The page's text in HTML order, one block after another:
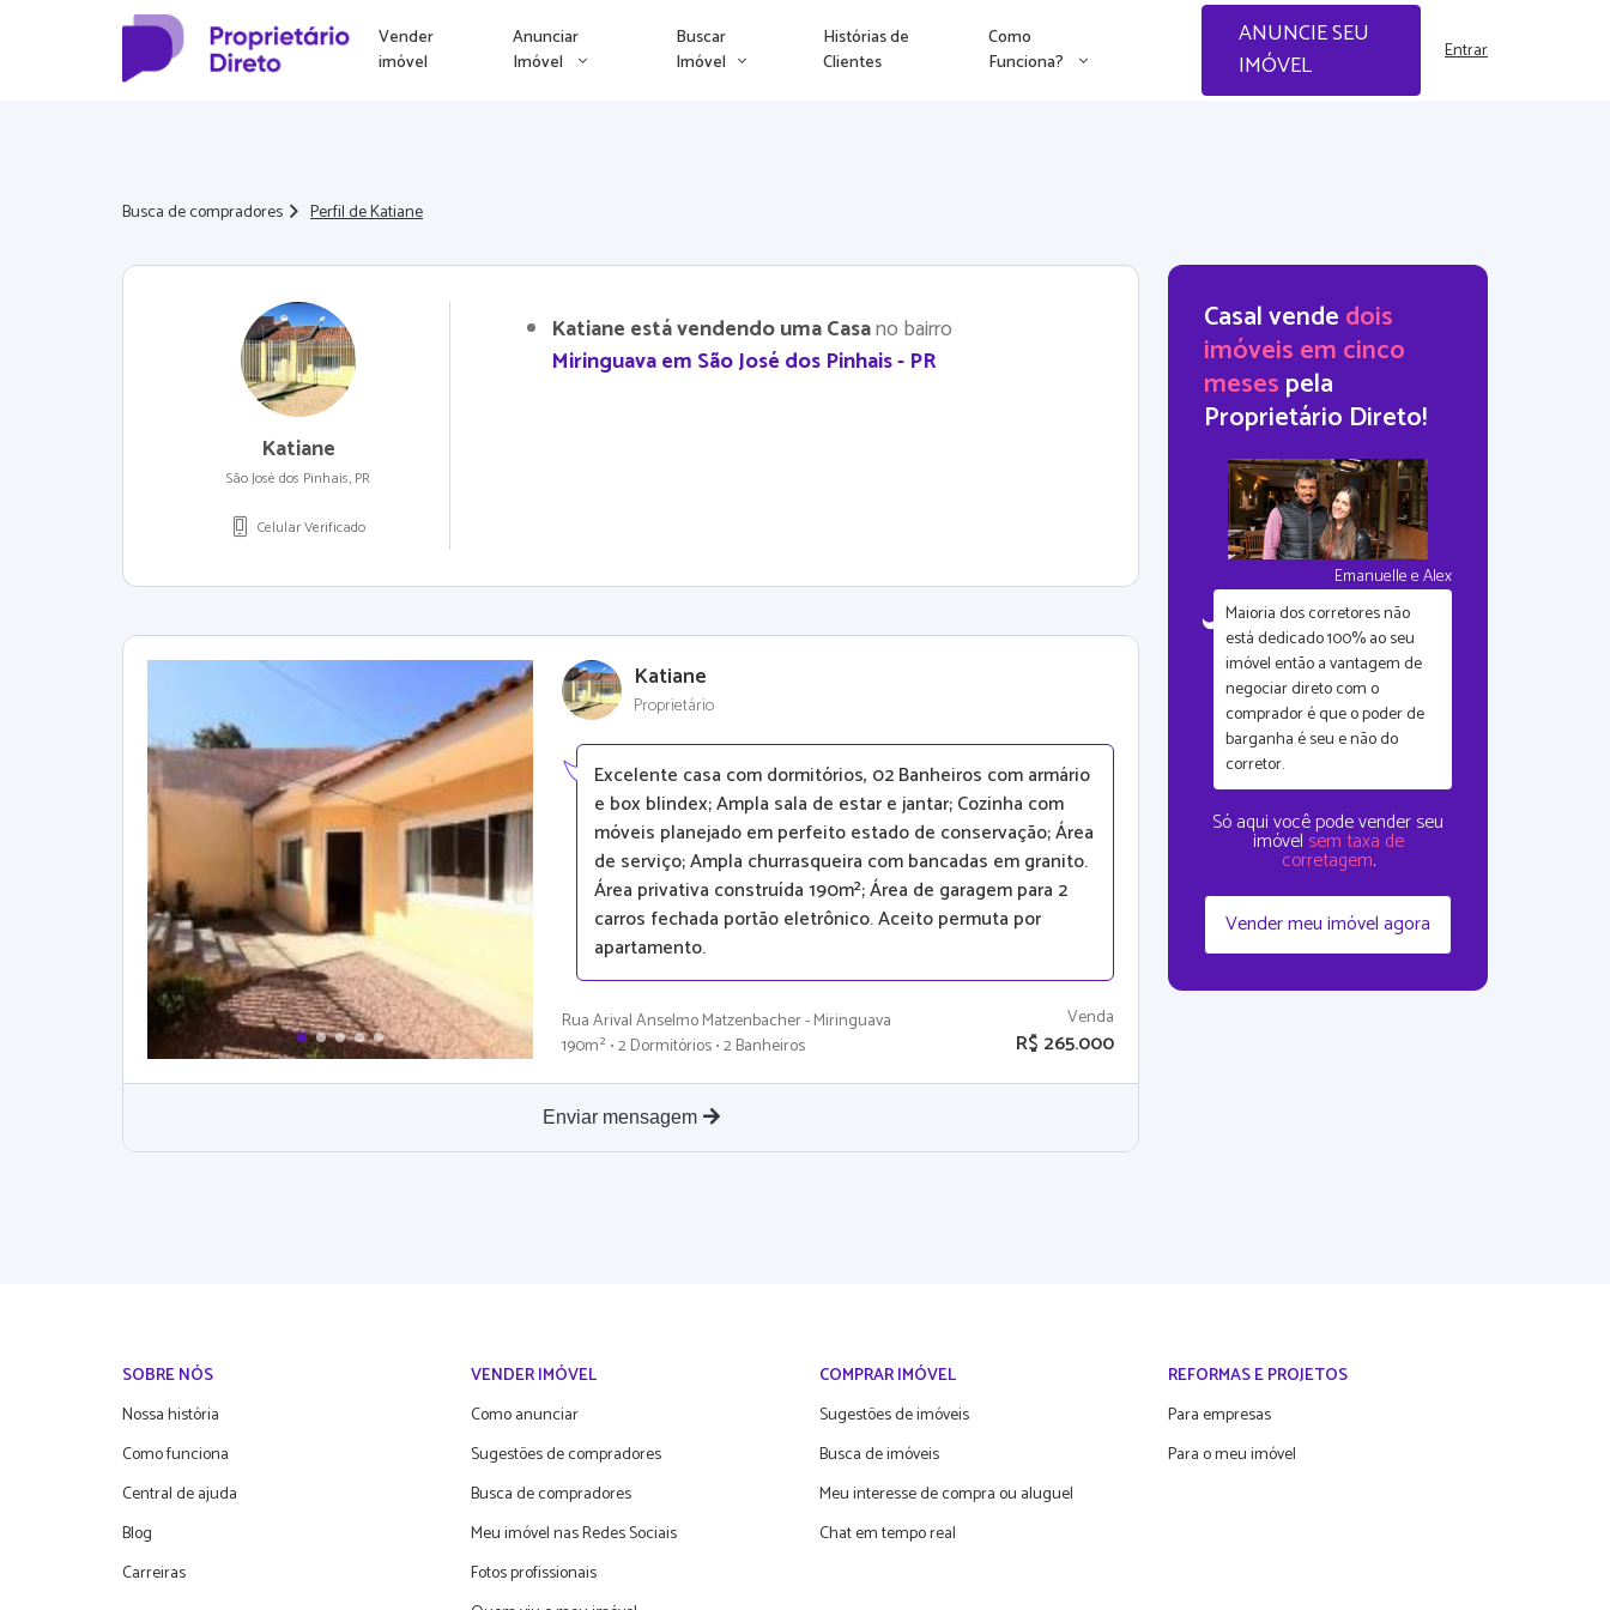
Vender
imóvel
Anunciar
Imóvel
Buscar
Imóvel
Histórias de
Clientes
Como
Funciona?
ANUNCIE SEU
IMÓVEL
Entrar
Busca de compradores Perfil de Katiane
Katiane
São José dos Pinhais, PR
Celular Verificado
Katiane está vendendo uma Casano bairro
Miringuava em São José dos Pinhais - PR
Katiane
Proprietário
Excelente casa com dormitórios, 02 Banheiros com armário
e box blindex; Ampla sala de estar e jantar; Cozinha com
móveis planejado em perfeito estado de conservação; Área
de serviço; Ampla churrasqueira com bancadas em granito.
Área privativa construída 190m²; Área de garagem para 2
carros fechada portão eletrônico. Aceito permuta por
apartamento.
Rua Arival Anselmo Matzenbacher - Miringuava
190m² • 2 Dormitórios • 2 Banheiros
Venda
R$ 265.000
Enviar mensagem
Casal vendedois
imóveis em cinco
mesespela
Proprietário Direto!
Emanuelle e Alex
Maioria dos corretores não
está dedicado 100% ao seu
imóvel então a vantagem de
negociar direto com o
comprador é queo poder de
barganha é seue não do
corretor.
Só aqui você pode vender seu
imóvel sem taxa de
corretagem.
Vender meu imóvel agora
SOBRE NÓS
Nossa história
Como funciona
Central de ajuda
Blog
Carreiras
VENDER IMÓVEL
Como anunciar
Sugestões de compradores
Busca de compradores
Meu imóvel nas Redes Sociais
Fotos profissionais
COMPRAR IMÓVEL
Sugestões de imóveis
Busca de imóveis
Meu interesse de compra ou aluguel
Chat em tempo real
REFORMAS E PROJETOS
Para empresas
Para o meu imóvel